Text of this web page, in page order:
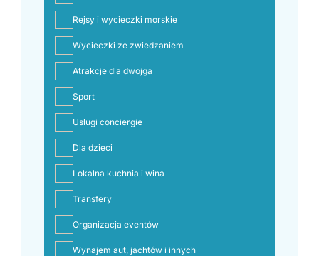
Rejsy i wycieczki morskie
Wycieczki ze zwiedzaniem
Atrakcje dla dwojga
Sport
Usługi conciergie
Dla dzieci
Lokalna kuchnia i wina
Transfery
Organizacja eventów
Wynajem aut, jachtów i innych